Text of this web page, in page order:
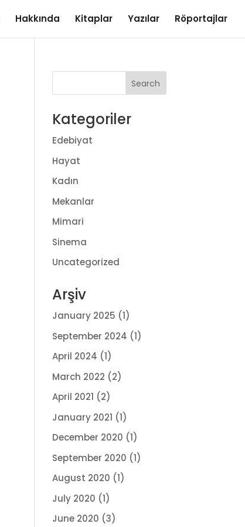
Hakkında Kitaplar Yazılar Röportajlar
Kategoriler
Edebiyat
Hayat
Kadın
Mekanlar
Mimari
Sinema
Uncategorized
Arşiv
January 2025 (1)
September 2024 (1)
April 2024 (1)
March 2022 (2)
April 2021 (2)
January 2021 (1)
December 2020 (1)
September 2020 (1)
August 2020 (1)
July 2020 (1)
June 2020 (3)